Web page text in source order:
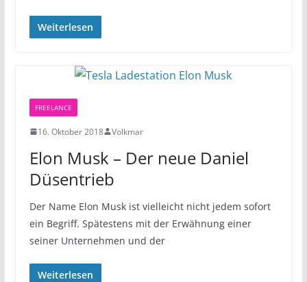
Weiterlesen
FREELANCE
16. Oktober 2018 Volkmar
Elon Musk – Der neue Daniel
Düsentrieb
Der Name Elon Musk ist vielleicht nicht jedem sofort
ein Begriff. Spätestens mit der Erwähnung einer
seiner Unternehmen und der
Weiterlesen